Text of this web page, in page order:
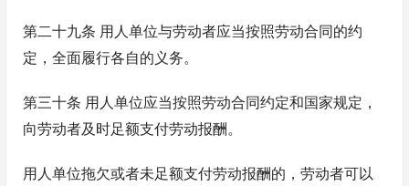
第二十九条 用人单位与劳动者应当按照劳动合同的约
定，全面履行各自的义务。
第三十条 用人单位应当按照劳动合同约定和国家规定，
向劳动者及时足额支付劳动报酬。
用人单位拖欠或者未足额支付劳动报酬的，劳动者可以